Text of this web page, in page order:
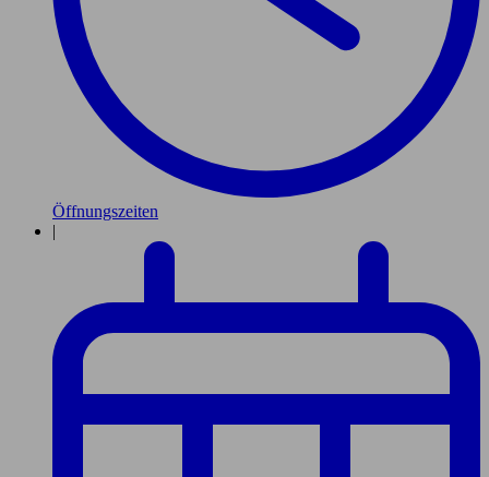
Öffnungszeiten
|